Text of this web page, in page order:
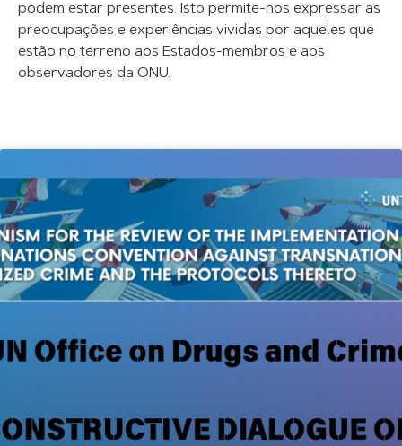
podem estar presentes. Isto permite-nos expressar as
preocupações e experiências vividas por aqueles que
estão no terreno aos Estados-membros e aos
observadores da ONU.